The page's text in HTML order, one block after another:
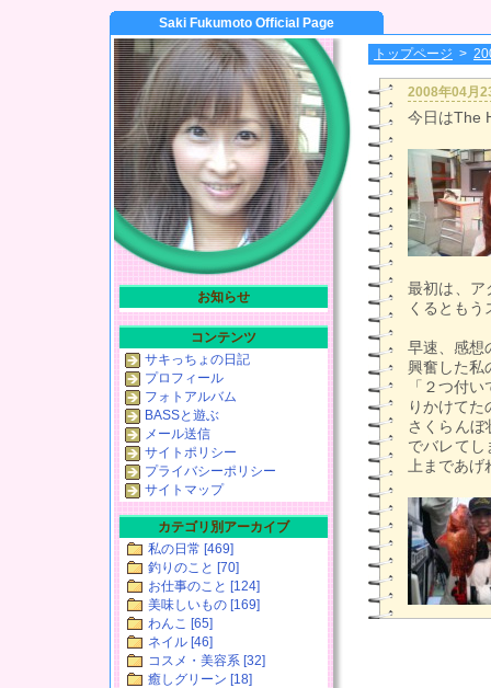
Saki Fukumoto Official Page
トップページ >
2008年04月
今日はThe
最初は、ア
くるともう
早速、感想
興奮した私
「２つ付
りかけてた
さくらん
でバレてし
上まであ
お知らせ
コンテンツ
サキっちょの日記
プロフィール
フォトアルバム
BASSと遊ぶ
メール送信
サイトポリシー
プライバシーポリシー
サイトマップ
カテゴリ別アーカイブ
私の日常 [469]
釣りのこと [70]
お仕事のこと [124]
美味しいもの [169]
わんこ [65]
ネイル [46]
コスメ・美容系 [32]
癒しグリーン [18]